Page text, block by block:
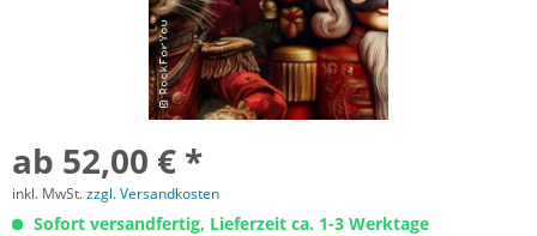
ab 52,00 € *
inkl. MwSt.zzgl. Versandkosten
Sofort versandfertig, Lieferzeit ca. 1-3 Werktage